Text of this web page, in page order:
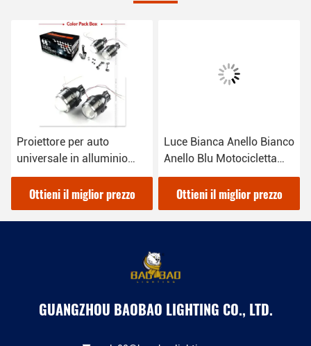
Proiettore per auto
universale in alluminio
bianco di 3,5 pollici
Lampada a LED a luce di
nebbia
Ottieni il miglior prezzo
Luce Bianca Anello Bianco
Anello Blu Motocicletta
Tutto alluminio Luci di
nebbia
Ottieni il miglior prezzo
GUANGZHOU BAOBAO LIGHTING CO., LTD.